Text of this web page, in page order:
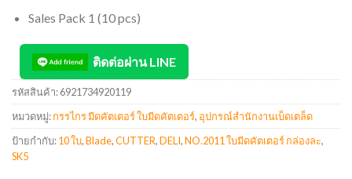
Sales Pack 1 (10 pcs)
ติดต่อผ่าน LINE
รหัสสินค้า:6921734920119
หมวดหมู่:กรรไกร มีดคัตเตอร์ ใบมีดคัตเตอร์, อุปกรณ์สำนักงานเบ็ดเตล็ด
ป้ายกำกับ:10 ใบ,Blade,CUTTER,DELI,NO.2011 ใบมีดคัตเตอร์ กล่องละ,
SK5